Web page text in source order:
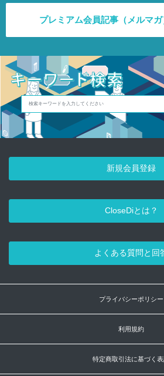
プレミアム会員記事（メルマ
新規会員登録
CloseDiとは？
よくある質問と回
プライバシーポリシー
利用規約
特定商取引法に基づく